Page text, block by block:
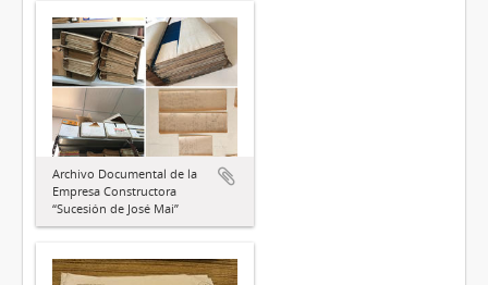
Archivo Documental de la
Empresa Constructora
“Sucesión de José Mai”